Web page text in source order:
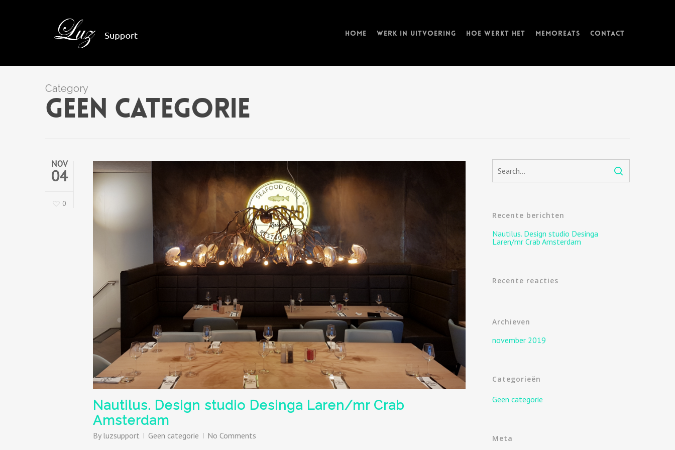
Home Werk in uitvoering Hoe werkt het memorEATs Contact
Category
Geen categorie
NOV
04
0
Nautilus. Design studio Desinga Laren/mr Crab
Amsterdam
By luzsupport Geen categorie No Comments
Recente berichten
Nautilus. Design studio Desinga
Laren/mr Crab Amsterdam
Recente reacties
Archieven
november 2019
Categorieën
Geen categorie
Meta